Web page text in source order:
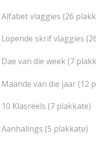
Alfabet vlaggies (26
Lopende skrif vlaggies
Dae van die week (7
Maande van die jaar (12
10 Klasreëls (7 plakkate)
Aanhalings (5 plakkate)